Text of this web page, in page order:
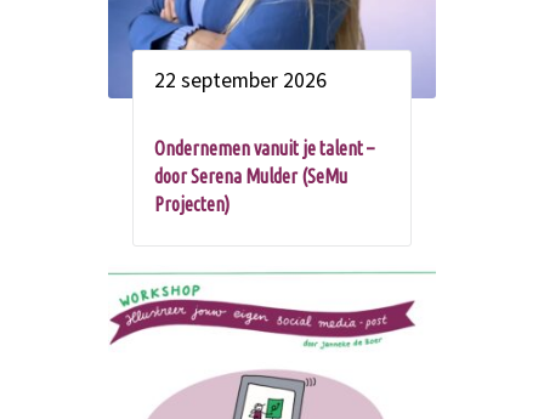
22 september 2026
Ondernemen vanuit je talent –
door Serena Mulder (SeMu
Projecten)